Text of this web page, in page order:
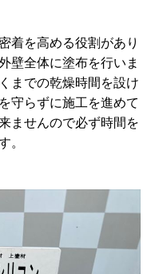
着を高める役割があり
壁全体に塗布を行いま
までの乾燥時間を設け
守らずに施工を進めて
ませんので必ず時間を
。